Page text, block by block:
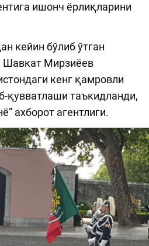
ишонч ёрлиқларини
кейин бўлиб ўтган
Шавкат Мирзиёев
кенг қамровли
қувватлаши таъкидланди,
ахборот агентлиги.